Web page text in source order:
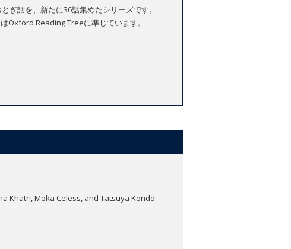
話を、新たに36話集めたシリーズです。
Oxford Reading Treeに準じています。
Khatri, Moka Celess, and Tatsuya Kondo.